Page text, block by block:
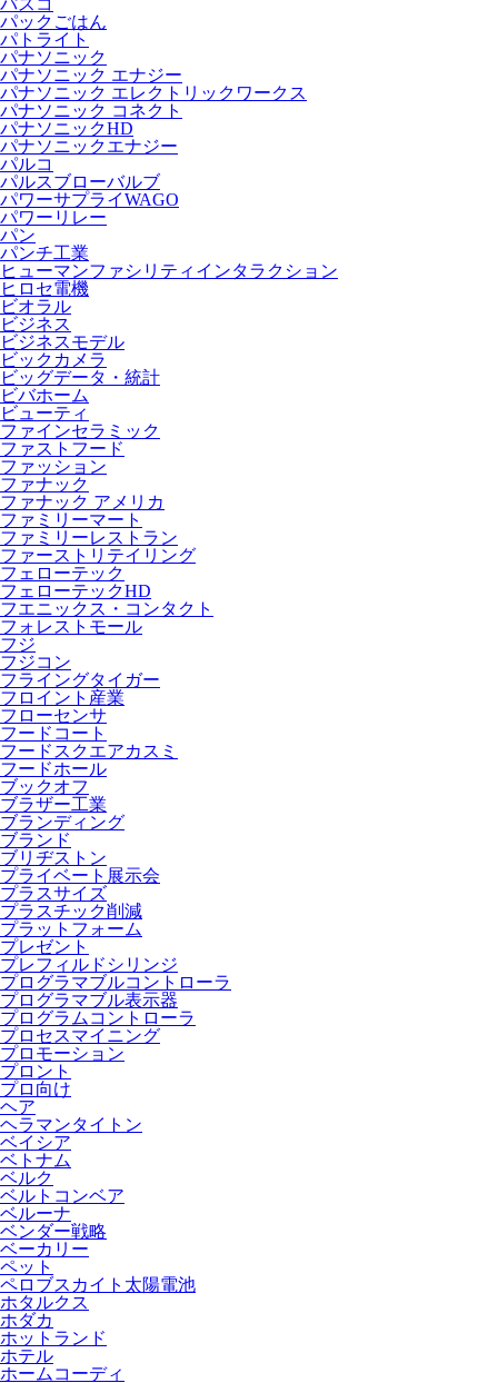
パスコ
パックごはん
パトライト
パナソニック
パナソニック エナジー
パナソニック エレクトリックワークス
パナソニック コネクト
パナソニックHD
パナソニックエナジー
パルコ
パルスブローバルブ
パワーサプライWAGO
パワーリレー
パン
パンチ工業
ヒューマンファシリティインタラクション
ヒロセ電機
ビオラル
ビジネス
ビジネスモデル
ビックカメラ
ビッグデータ・統計
ビバホーム
ビューティ
ファインセラミック
ファストフード
ファッション
ファナック
ファナック アメリカ
ファミリーマート
ファミリーレストラン
ファーストリテイリング
フェローテック
フェローテックHD
フエニックス・コンタクト
フォレストモール
フジ
フジコン
フライングタイガー
フロイント産業
フローセンサ
フードコート
フードスクエアカスミ
フードホール
ブックオフ
ブラザー工業
ブランディング
ブランド
ブリヂストン
プライベート展示会
プラスサイズ
プラスチック削減
プラットフォーム
プレゼント
プレフィルドシリンジ
プログラマブルコントローラ
プログラマブル表示器
プログラムコントローラ
プロセスマイニング
プロモーション
プロント
プロ向け
ヘア
ヘラマンタイトン
ベイシア
ベトナム
ベルク
ベルトコンベア
ベルーナ
ベンダー戦略
ベーカリー
ペット
ペロブスカイト太陽電池
ホタルクス
ホダカ
ホットランド
ホテル
ホームコーディ